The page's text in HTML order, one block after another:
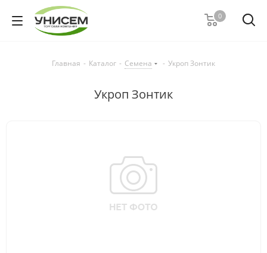
0
Главная - Каталог - Семена - Укроп Зонтик
Укроп Зонтик